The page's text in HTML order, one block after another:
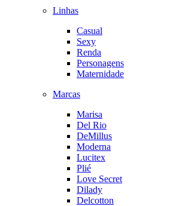
Linhas
Casual
Sexy
Renda
Personagens
Maternidade
Marcas
Marisa
Del Rio
DeMillus
Moderna
Lucitex
Plié
Love Secret
Dilady
Delcotton